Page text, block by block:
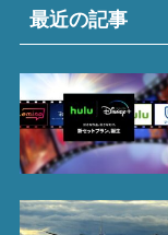
最近の記事